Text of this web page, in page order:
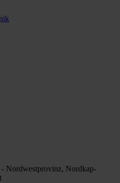
- Nordwestprovinz, Nordkap-